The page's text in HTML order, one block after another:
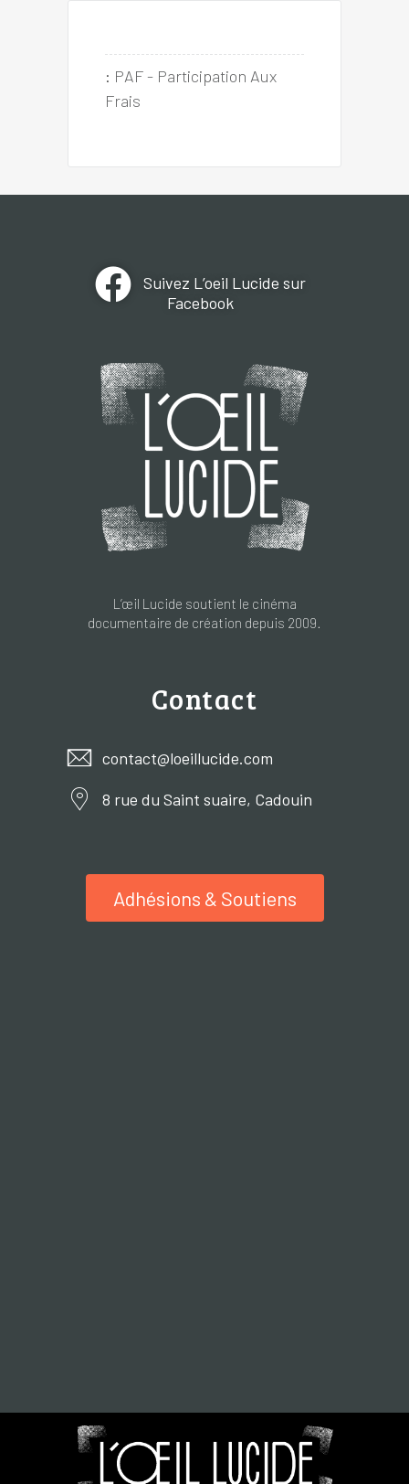
: PAF - Participation Aux
Frais
Suivez L’oeil Lucide sur
Facebook
L’œil Lucide soutient le cinéma
documentaire de création depuis 2009.
Contact
contact@loeillucide.com
8 rue du Saint suaire, Cadouin
Adhésions & Soutiens